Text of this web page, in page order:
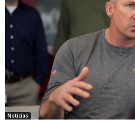
Noticias